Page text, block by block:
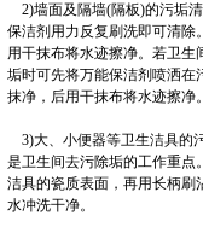
2)墙面及隔墙(隔板)的污垢
保洁剂用力反复刷洗即可清除
用干抹布将水迹擦净。若卫
垢时可先将万能保洁剂喷洒在
抹净，后用干抹布将水迹擦净
3)大、小便器等卫生洁具的
是卫生间去污除垢的工作重点
洁具的瓷质表面，再用长柄刷
水冲洗干净。